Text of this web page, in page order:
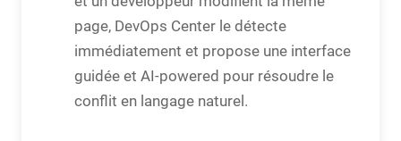
page, DevOps Center le détecte
immédiatement et propose une interface
guidée et AI-powered pour résoudre le
conflit en langage naturel.